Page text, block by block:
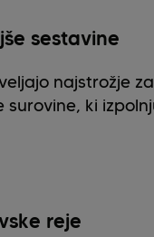
sestavine
najstrožje
ki
reje